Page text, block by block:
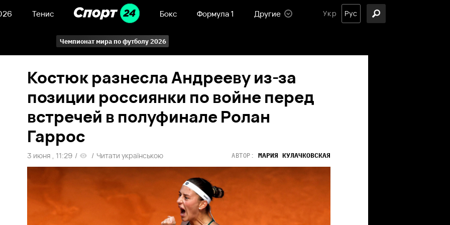
Тенис Бокс Формула 1 Другие Укр Рус
Чемпионат мира по футболу 2026
Костюк разнесла Андрееву из-за
позиции россиянки по войне перед
встречей в полуфинале Ролан
Гаррос
3 июня , 11:29 / / Читати українською АВТОР: МАРИЯ КУЛАЧКОВСКАЯ